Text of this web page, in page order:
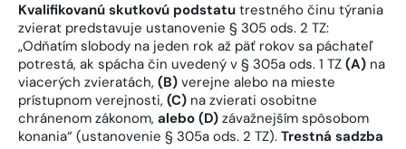
Kvalifikovanú skutkovú podstatu trestného činu týrania
zvierat predstavuje ustanovenie § 305 ods. 2 TZ:
„Odňatím slobody na jeden rok až päť rokov sa páchateľ
potrestá, ak spácha čin uvedený v § 305a ods. 1 TZ (A) na
viacerých zvieratách, (B) verejne alebo na mieste
prístupnom verejnosti, (C) na zvierati osobitne
chránenom zákonom, alebo (D) závažnejším spôsobom
konania“ (ustanovenie § 305a ods. 2 TZ). Trestná sadzba